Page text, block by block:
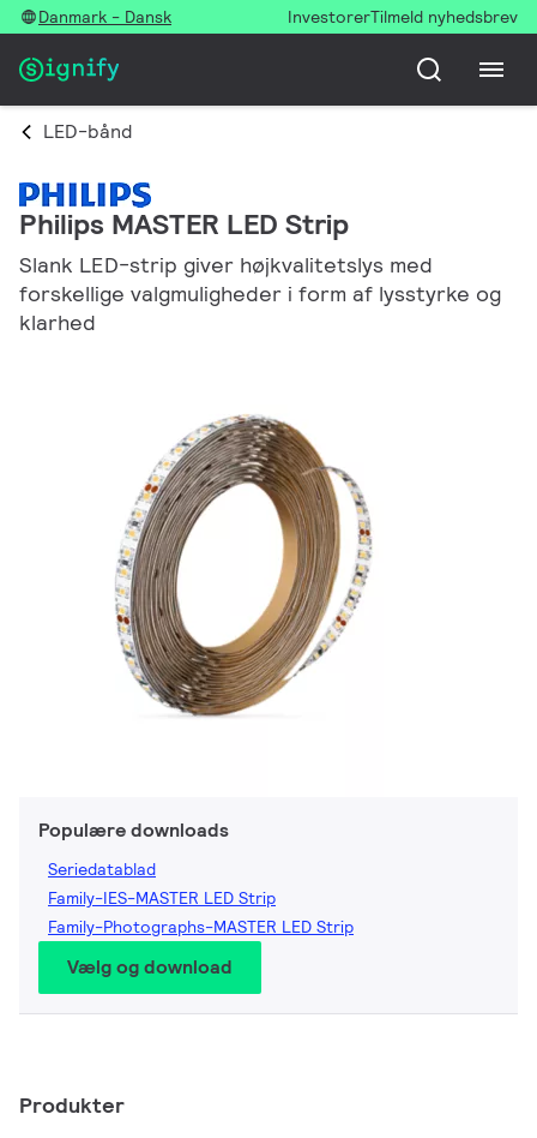
Danmark - Dansk InvestorerTilmeld nyhedsbrev
LED-bånd
Philips MASTER LED Strip
Slank LED-strip giver højkvalitetslys med
forskellige valgmuligheder i form af lysstyrke og
klarhed
Populære downloads
Seriedatablad
Family-IES-MASTER LED Strip
Family-Photographs-MASTER LED Strip
Vælg og download
Produkter